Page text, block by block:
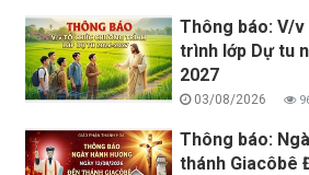
Thông báo: V/
trình lớp Dự tu
2027
03/08/2026
Thông báo:
thánh Giacôbê